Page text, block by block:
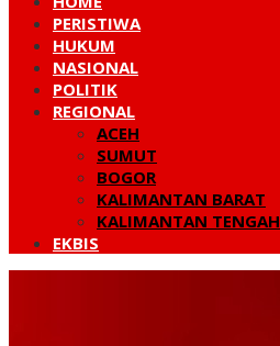
PERISTIWA
HUKUM
NASIONAL
POLITIK
REGIONAL
ACEH
SUMUT
BOGOR
KALIMANTAN BARAT
KALIMANTAN TENGAH
EKBIS